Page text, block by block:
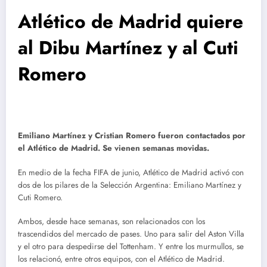
Atlético de Madrid quiere
al Dibu Martínez y al Cuti
Romero
Emiliano Martínez y Cristian Romero fueron contactados por
el Atlético de Madrid. Se vienen semanas movidas.
En medio de la fecha FIFA de junio, Atlético de Madrid activó con
dos de los pilares de la Selección Argentina: Emiliano Martínez y
Cuti Romero.
Ambos, desde hace semanas, son relacionados con los
trascendidos del mercado de pases. Uno para salir del Aston Villa
y el otro para despedirse del Tottenham. Y entre los murmullos, se
los relacionó, entre otros equipos, con el Atlético de Madrid.